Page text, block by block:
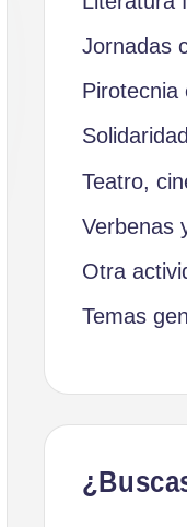
Jornadas
Pirotecnia
Teatro,
Verbenas
Otra
Temas